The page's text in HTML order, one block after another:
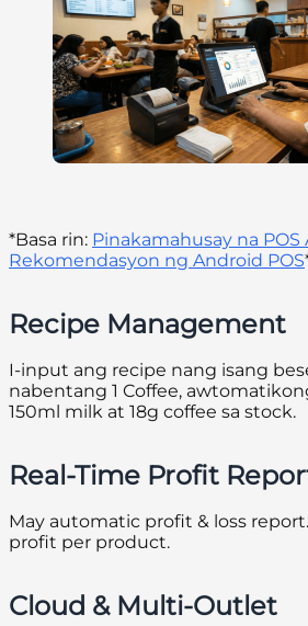
*Basa rin: Pinakamahusay na POS
Rekomendasyon ng Android POS
Recipe Management
I-input ang recipe nang isang
nabentang 1 Coffee,
150ml milk at 18g coffee sa stock.
Real-Time Profit
May automatic profit & loss
profit per product.
Cloud & Multi-Outlet